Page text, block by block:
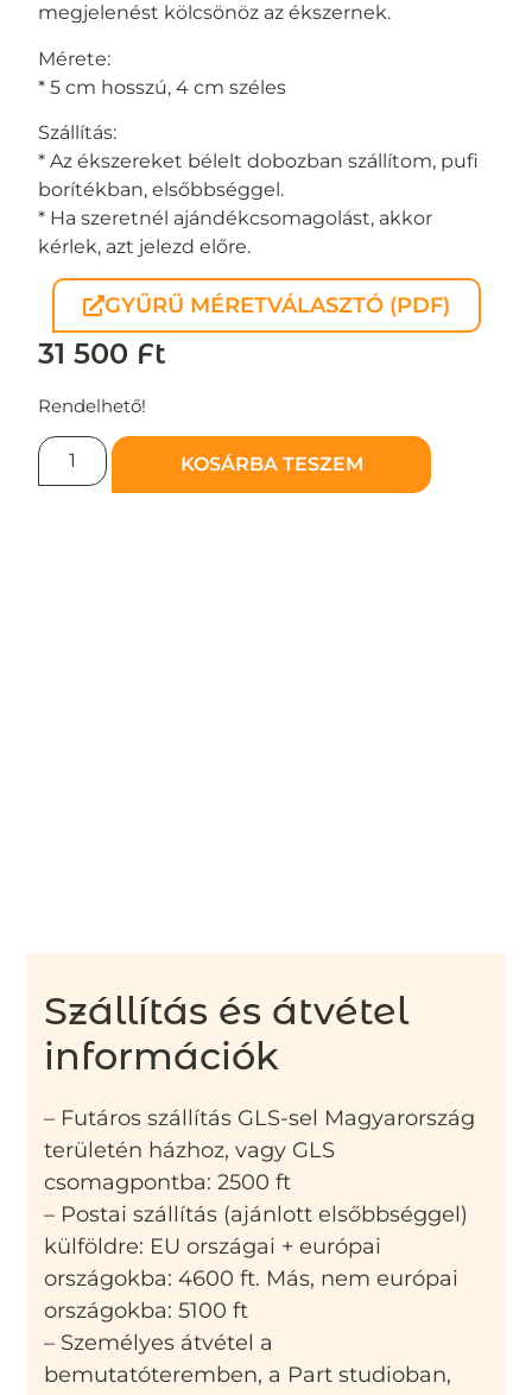
megjelenést kölcsönöz az ékszernek.
Mérete:
* 5 cm hosszú, 4 cm széles
Szállítás:
* Az ékszereket bélelt dobozban szállítom, pufi
borítékban, elsőbbséggel.
* Ha szeretnél ajándékcsomagolást, akkor
kérlek, azt jelezd előre.
GYŰRŰ MÉRETVÁLASZTÓ (PDF)
31 500 Ft
Rendelhető!
KOSÁRBA TESZEM
Szállítás és átvétel
információk
– Futáros szállítás GLS-sel Magyarország
területén házhoz, vagy GLS
csomagpontba: 2500 ft
– Postai szállítás (ajánlott elsőbbséggel)
külföldre: EU országai + európai
országokba: 4600 ft. Más, nem európai
országokba: 5100 ft
– Személyes átvétel a
bemutatóteremben, a Part studioban,